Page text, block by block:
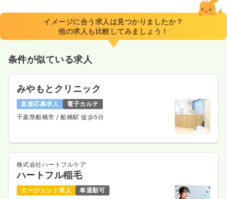
オンコールあり
イメージに合う求人は見つかりましたか？
他の求人も比較してみましょう！
条件が似ている求人
みやもとクリニック
直接応募求人
電子カルテ
千葉県船橋市/ 船橋駅 徒歩5分
株式会社ハートフルケア
ハートフル稲毛
エージェント求人
車通勤可